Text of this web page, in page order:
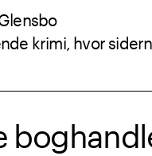
krimi, hvor